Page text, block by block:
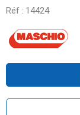
Réf : 14424